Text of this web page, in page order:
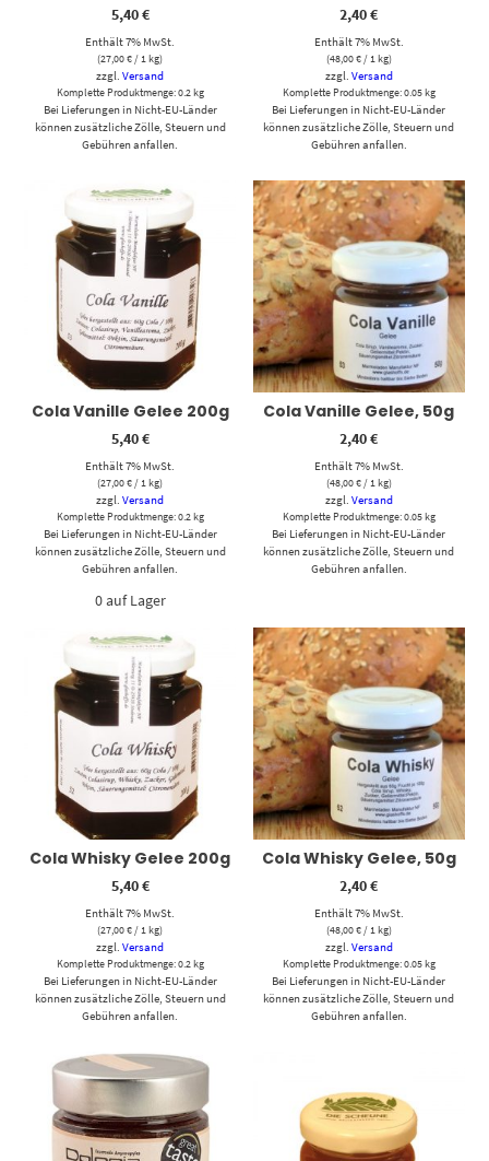
5,40€
Enthält 7% MwSt.
(27,00€/ 1 kg)
zzgl.Versand
Komplette Produktmenge: 0.2 kg
Bei Lieferungen in Nicht-EU-Länder
können zusätzliche Zölle, Steuern und
Gebühren anfallen.
2,40€
Enthält 7% MwSt.
(48,00€/ 1 kg)
zzgl. Versand
Komplette Produktmenge: 0.05 kg
Bei Lieferungen in Nicht-EU-Länder
können zusätzliche Zölle, Steuern und
Gebühren anfallen.
Cola Vanille Gelee 200g
5,40€
Enthält 7% MwSt.
(27,00€/ 1 kg)
zzgl.Versand
Komplette Produktmenge: 0.2 kg
Bei Lieferungen in Nicht-EU-Länder
können zusätzliche Zölle, Steuern und
Gebühren anfallen.
0 auf Lager
Cola Vanille Gelee, 50g
2,40€
Enthält 7% MwSt.
(48,00€/ 1 kg)
zzgl. Versand
Komplette Produktmenge: 0.05 kg
Bei Lieferungen in Nicht-EU-Länder
können zusätzliche Zölle, Steuern und
Gebühren anfallen.
Cola Whisky Gelee 200g
5,40€
Enthält 7% MwSt.
(27,00€ / 1 kg)
zzgl.Versand
Komplette Produktmenge: 0.2 kg
Bei Lieferungen in Nicht-EU-Länder
können zusätzliche Zölle, Steuern und
Gebühren anfallen.
Cola Whisky Gelee, 50g
2,40€
Enthält 7% MwSt.
(48,00€/ 1 kg)
zzgl. Versand
Komplette Produktmenge: 0.05 kg
Bei Lieferungen in Nicht-EU-Länder
können zusätzliche Zölle, Steuern und
Gebühren anfallen.